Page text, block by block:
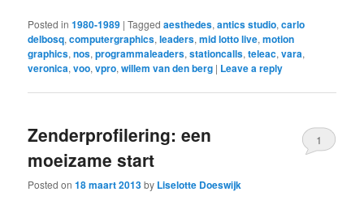
Posted in 1980-1989 |Tagged aesthedes,antics studio,carlo
delbosq,computergraphics,leaders,mid lotto live,motion
graphics,nos,programmaleaders,stationcalls,teleac,vara,
veronica,voo,vpro,willem van den berg | Leave a reply
Zenderprofilering: een
moeizame start
Posted on18 maart 2013by Liselotte Doeswijk
1